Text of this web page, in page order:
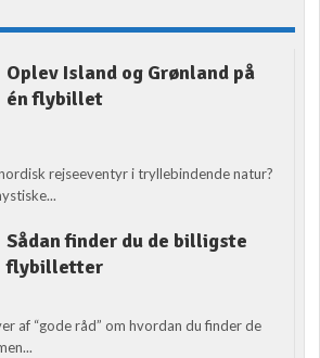
Oplev Island og Grønland på
én flybillet
rejseeventyr i tryllebindende natur?
Sådan finder du de billigste
flybilletter
af “gode råd” om hvordan du finder de